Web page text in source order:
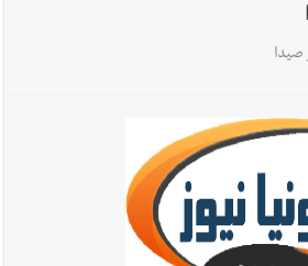
صيدا